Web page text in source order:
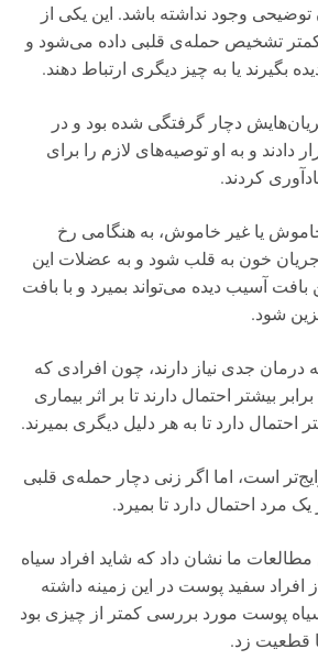
وجود نداشته باشد. این یکی از
تشخیص حمله‌ی قلبی داده می‌شود و
بگیرند یا به چیز دیگری ارتباط دهند.
دچار گرفتگی شده بود و در
دادند و به او توصیه‌های لازم را برای
کردند.
یا غیر خاموش، به هنگامی رخ
خون به قلب شود و به عضلات این
آسیب دیده می‌تواند بمیرد و با بافت
شود.
جدی نیاز دارند، چون افرادی که
به آن دچار می‌شوند، ۳ برابر بیشتر احتمال دارند تا بر اثر بیماری
است، اما اگر زنی دچار حمله‌ی قلبی
مرد احتمال دارد تا بمیرد.
ما نشان داد که شاید افراد سیاه
سفید پوست در این زمینه داشته
سیاه پوست مورد بررسی کمتر از چیزی بود
قطعیت زد.